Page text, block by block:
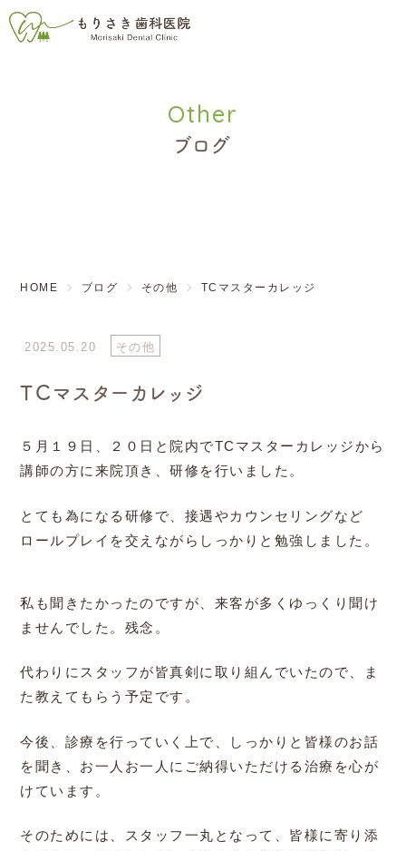
ブログ
HOME ブログ その他 TCマスターカレッジ
2025.05.20 その他
TCマスターカレッジ
５月１９日、２０日と院内でTCマスターカレッジから
講師の方に来院頂き、研修を行いました。
とても為になる研修で、接遇やカウンセリングなど
ロールプレイを交えながらしっかりと勉強しました。
私も聞きたかったのですが、来客が多くゆっくり聞け
ませんでした。残念。
代わりにスタッフが皆真剣に取り組んでいたので、ま
た教えてもらう予定です。
今後、診療を行っていく上で、しっかりと皆様のお話
を聞き、お一人お一人にご納得いただける治療を心が
けています。
そのためには、スタッフ一丸となって、皆様に寄り添